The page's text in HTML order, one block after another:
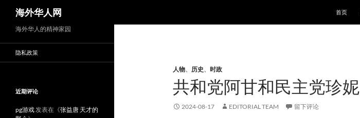
海外华人网
首页
人物、 历史、 时政
共和党阿甘和民主党珍妮
2024-08-17 EDITORIAL TEAM 留下评论
海外华人的精神家园
隐私政策
近期评论
pg游戏发表在《张益唐 天才的